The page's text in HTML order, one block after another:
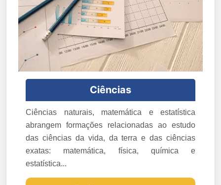
Ciências
Ciências naturais, matemática e estatística
abrangem formações relacionadas ao estudo
das ciências da vida, da terra e das ciências
exatas: matemática, física, química e
estatística...